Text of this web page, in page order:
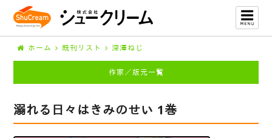
ホーム 既刊リスト 深澤ねじ
作家／版元一覧
溺れる日々はきみのせい 1巻